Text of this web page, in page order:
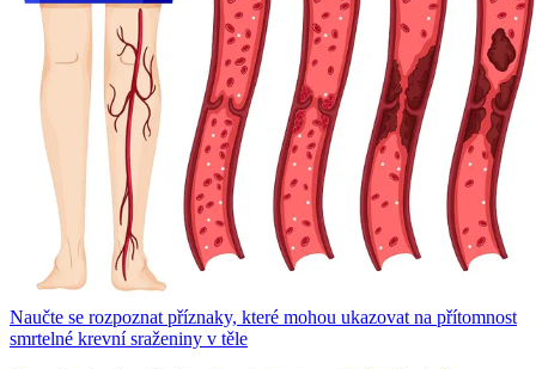
Naučte se rozpoznat příznaky, které mohou ukazovat na přítomnost
smrtelné krevní sraženiny v těle